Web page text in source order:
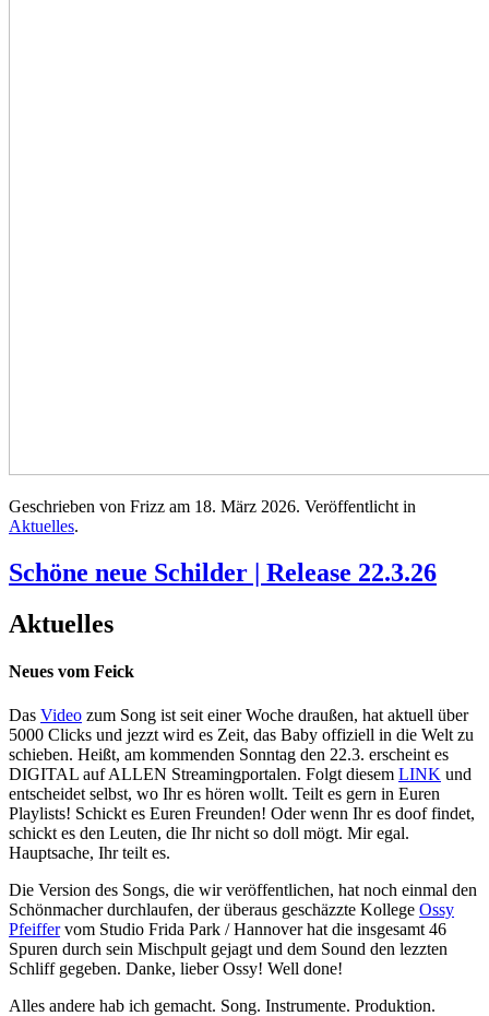
Geschrieben von Frizz am 18. März 2026. Veröffentlicht in
Aktuelles.
Schöne neue Schilder | Release 22.3.26
Aktuelles
Neues vom Feick
Das Video zum Song ist seit einer Woche draußen, hat aktuell über
5000 Clicks und jezzt wird es Zeit, das Baby offiziell in die Welt zu
schieben. Heißt, am kommenden Sonntag den 22.3. erscheint es
DIGITAL auf ALLEN Streamingportalen. Folgt diesem LINK und
entscheidet selbst, wo Ihr es hören wollt. Teilt es gern in Euren
Playlists! Schickt es Euren Freunden! Oder wenn Ihr es doof findet,
schickt es den Leuten, die Ihr nicht so doll mögt. Mir egal.
Hauptsache, Ihr teilt es.
Die Version des Songs, die wir veröffentlichen, hat noch einmal den
Schönmacher durchlaufen, der überaus geschäzzte Kollege Ossy
Pfeiffervom Studio Frida Park / Hannover hat die insgesamt 46
Spuren durch sein Mischpult gejagt und dem Sound den lezzten
Schliff gegeben. Danke, lieber Ossy! Well done!
Alles andere hab ich gemacht. Song. Instrumente. Produktion.